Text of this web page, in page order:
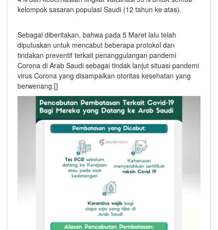
kelompok sasaran populasi Saudi (12 tahun ke atas).
Sebagai diberitakan, bahwa pada 5 Maret lalu telah
diputuskan untuk mencabut beberapa protokol dan
tindakan preventif terkait penanggulangan pandemi
Corona di Arab Saudi sebagai tindak lanjut situasi pandemi
virus Corona yang disampaikan otoritas kesehatan yang
berwenang.[]